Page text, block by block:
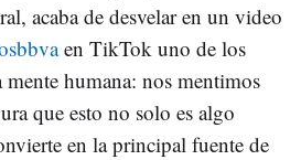
acaba de desvelar en un video
en TikTok uno de los
mente humana: nos mentimos
que esto no solo es algo
en la principal fuente de